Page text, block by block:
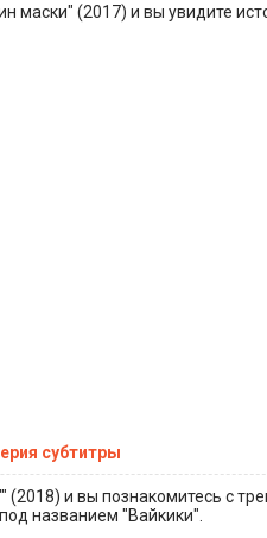
маски" (2017) и вы увидите
субтитры
и вы познакомитесь с
названием "Вайкики".